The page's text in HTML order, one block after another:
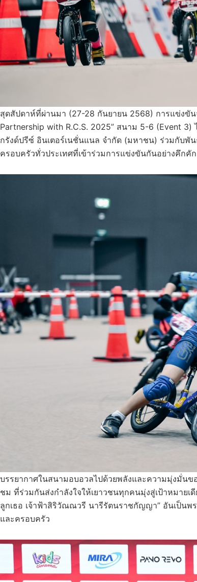
สุดสัปดาห์ที่ผ่านมา (27-28 กันยายน 2568) การแข่งขัน
Partnership with R.C.S. 2025” สนาม 5-6 (Event
กรังด์ปรีซ์ อินเตอร์เนชั่นแนล จำกัด (มหาชน) ร่วมกับพั
ครอบครัวทั่วประเทศที่เข้าร่วมการแข่งขันกันอย่างคึก
บรรยากาศในสนามอบอวลไปด้วยพลังและความมุ่งมั่นข
ชม ที่ร่วมกันส่งกำลังใจให้เยาวชนทุกคนมุ่งสู่เป้าหมายเ
ลูกเธอ เจ้าฟ้าสิริวัณณวรี นารีรัตนราชกัญญา” อันเป็
และครอบครัว